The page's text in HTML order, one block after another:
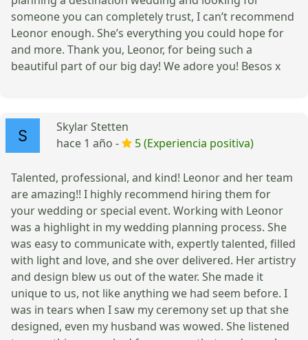
someone you can completely trust, I can’t recommend
Leonor enough. She’s everything you could hope for
and more. Thank you, Leonor, for being such a
beautiful part of our big day! We adore you! Besos x
Skylar Stetten
hace 1 año -
5 (Experiencia positiva)
Talented, professional, and kind! Leonor and her team
are amazing!! I highly recommend hiring them for
your wedding or special event. Working with Leonor
was a highlight in my wedding planning process. She
was easy to communicate with, expertly talented, filled
with light and love, and she over delivered. Her artistry
and design blew us out of the water. She made it
unique to us, not like anything we had seem before. I
was in tears when I saw my ceremony set up that she
designed, even my husband was wowed. She listened